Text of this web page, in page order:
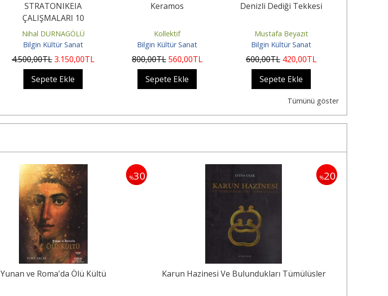
STRATONIKEIA
ÇALIŞMALARI 10
Nihal DURNAGÖLÜ
Bilgin Kültür Sanat
4.500,00TL 3.150,00TL
Sepete Ekle
Keramos
Kollektif
Bilgin Kültür Sanat
800,00TL 560,00TL
Sepete Ekle
Denizli Dediği Tekkesi
Mustafa Beyazıt
Bilgin Kültür Sanat
600,00TL 420,00TL
Sepete Ekle
Tümünü göster
%30
Yunan ve Roma'da Ölü Kültü
%20
Karun Hazinesi Ve Bulundukları Tümülüsler